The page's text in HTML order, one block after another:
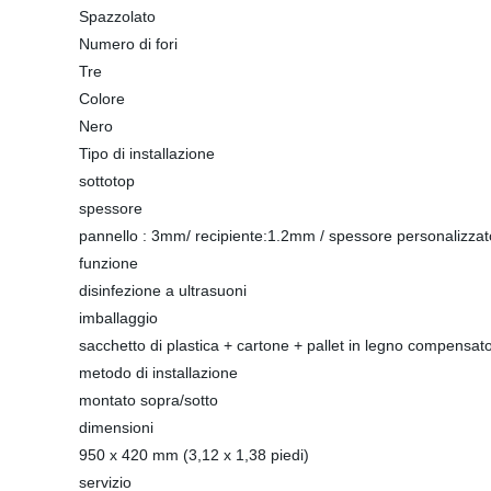
Spazzolato
Numero di fori
Tre
Colore
Nero
Tipo di installazione
sottotop
spessore
pannello : 3mm/ recipiente:1.2mm / spessore
funzione
disinfezione a ultrasuoni
imballaggio
sacchetto di plastica + cartone + pallet in legno
metodo di installazione
montato sopra/sotto
dimensioni
950 x 420 mm (3,12 x 1,38 piedi)
servizio